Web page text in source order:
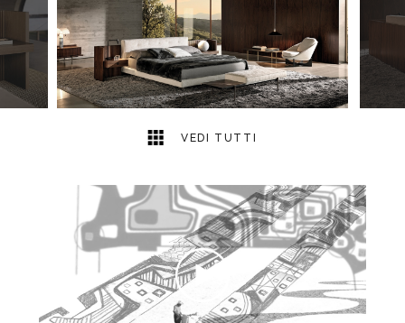
VEDI TUTTI
8 2